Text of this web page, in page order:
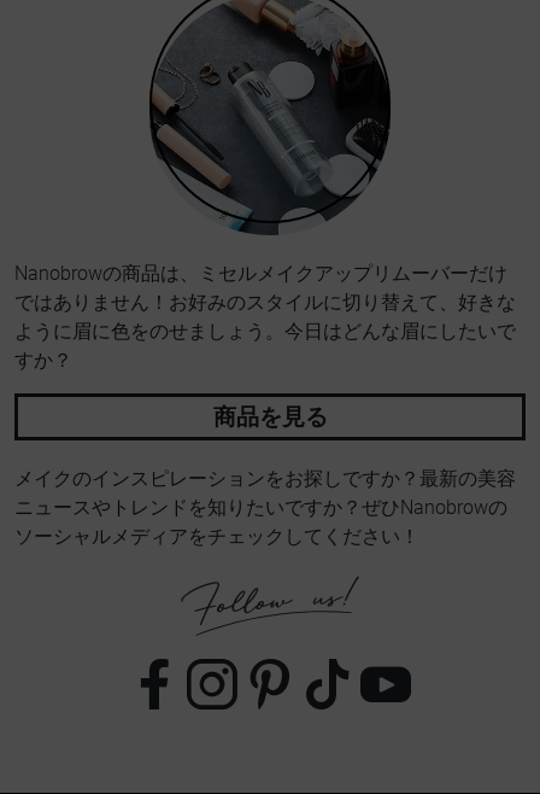
Nanobrowの商品は、ミセルメイクアップリムーバーだけ
ではありません！お好みのスタイルに切り替えて、好きな
ように眉に色をのせましょう。今日はどんな眉にしたいで
すか？
商品を見る
メイクのインスピレーションをお探しですか？最新の美容
ニュースやトレンドを知りたいですか？ぜひNanobrowの
ソーシャルメディアをチェックしてください！